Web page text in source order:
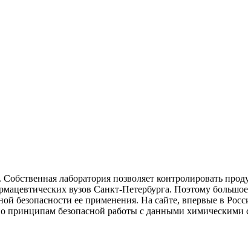
лаборатория позволяет контролировать
вузов Санкт-Петербурга. Поэтому
безопасности ее применения. На сайте, впервые в
принципам безопасной работы с данными химическими